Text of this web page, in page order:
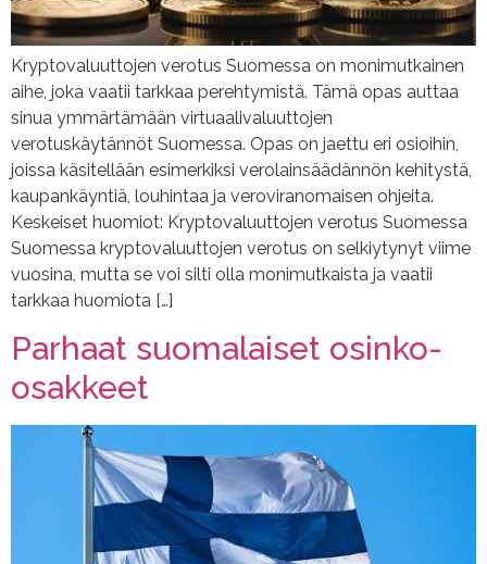
Kryptovaluuttojen verotus Suomessa on monimutkainen
aihe, joka vaatii tarkkaa perehtymistä. Tämä opas auttaa
sinua ymmärtämään virtuaalivaluuttojen
verotuskäytännöt Suomessa. Opas on jaettu eri osioihin,
joissa käsitellään esimerkiksi verolainsäädännön kehitystä,
kaupankäyntiä, louhintaa ja veroviranomaisen ohjeita.
Keskeiset huomiot: Kryptovaluuttojen verotus Suomessa
Suomessa kryptovaluuttojen verotus on selkiytynyt viime
vuosina, mutta se voi silti olla monimutkaista ja vaatii
tarkkaa huomiota […]
Parhaat suomalaiset osinko-
osakkeet